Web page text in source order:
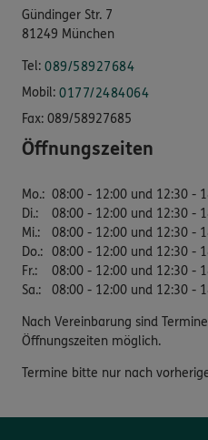
Gündinger Str. 7
81249 München
Tel: 089/58927684
Mobil: 0177/2484064
Fax: 089/58927685
Öffnungszeiten
Mo.: 08:00 - 12:00 und 12:30 -
Di.:
08:00 - 12:00 und 12:30 -
Mi.:
08:00 - 12:00 und 12:30 -
Do.: 08:00 - 12:00 und 12:30 -
Fr.:
08:00 - 12:00 und 12:30 -
Sa.: 08:00 - 12:00 und 12:30 -
Nach Vereinbarung sind
Öffnungszeiten möglich.
Termine bitte nur nach